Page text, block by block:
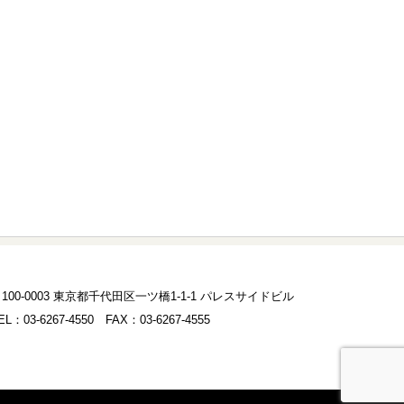
0003 東京都千代田区一ツ橋1-1-1 パレスサイドビル
：03-6267-4550 FAX：03-6267-4555